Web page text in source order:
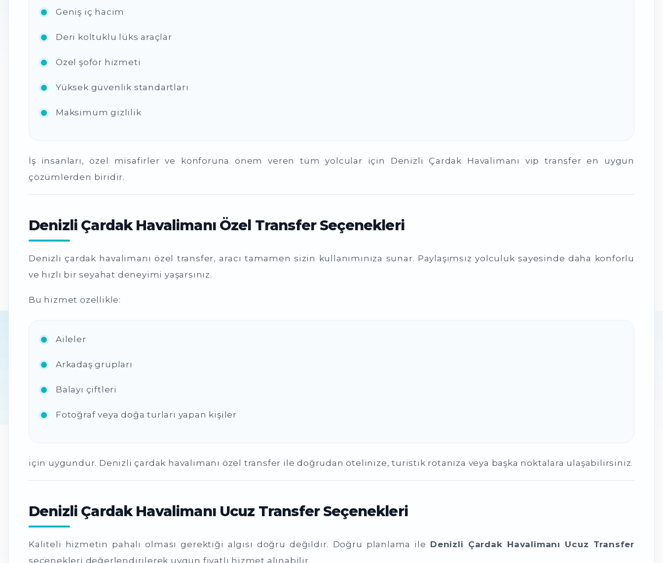
Geniş iç hacim
Deri koltuklu lüks araçlar
Özel şoför hizmeti
Yüksek güvenlik standartları
Maksimum gizlilik
İş insanları, özel misafirler ve konforuna önem veren tüm yolcular için Denizli Çardak Havalimanı vip transfer en uygun
çözümlerden biridir.
Denizli Çardak Havalimanı Özel Transfer Seçenekleri
Denizli çardak havalimanı özel transfer, aracı tamamen sizin kullanımınıza sunar. Paylaşımsız yolculuk sayesinde daha konforlu
ve hızlı bir seyahat deneyimi yaşarsınız.
Bu hizmet özellikle:
Aileler
Arkadaş grupları
Balayı çiftleri
Fotoğraf veya doğa turları yapan kişiler
için uygundur. Denizli çardak havalimanı özel transfer ile doğrudan otelinize, turistik rotanıza veya başka noktalara ulaşabilirsiniz.
Denizli Çardak Havalimanı Ucuz Transfer Seçenekleri
Kaliteli hizmetin pahalı olması gerektiği algısı doğru değildir. Doğru planlama ile Denizli Çardak Havalimanı Ucuz Transfer
seçenekleri değerlendirilerek uygun fiyatlı hizmet alınabilir.